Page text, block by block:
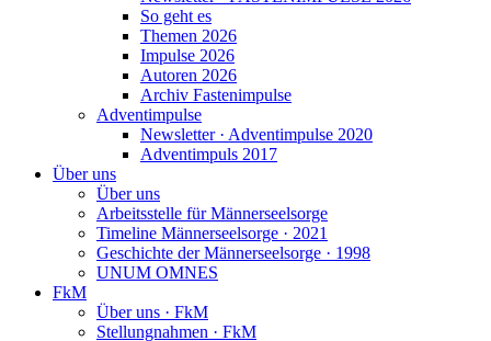
So geht es
Themen 2026
Impulse 2026
Autoren 2026
Archiv Fastenimpulse
Adventimpulse
Newsletter · Adventimpulse 2020
Adventimpuls 2017
Über uns
Über uns
Arbeitsstelle für Männerseelsorge
Timeline Männerseelsorge · 2021
Geschichte der Männerseelsorge · 1998
UNUM OMNES
FkM
Über uns · FkM
Stellungnahmen · FkM